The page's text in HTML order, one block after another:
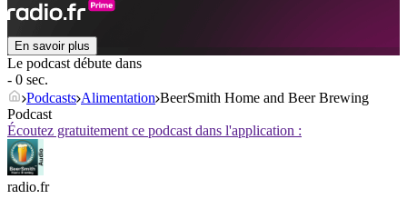
En savoir plus
Le podcast débute dans
- 0 sec.
Podcasts Alimentation BeerSmith Home and Beer Brewing
Podcast
Écoutez gratuitement ce podcast dans l'application :
radio.fr